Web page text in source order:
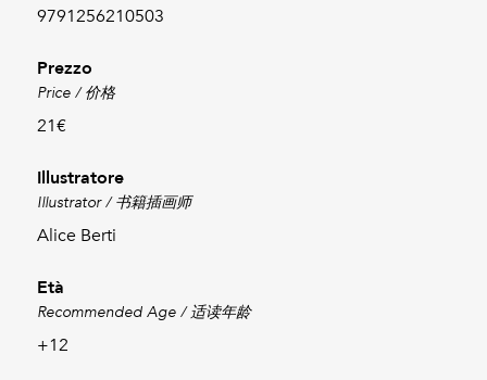
9791256210503
Prezzo
Price / 价格
21€
Illustratore
Illustrator / 书籍插画师
Alice Berti
Età
Recommended Age / 适读年龄
+12